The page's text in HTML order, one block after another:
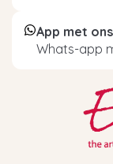
App met ons
Whats-app